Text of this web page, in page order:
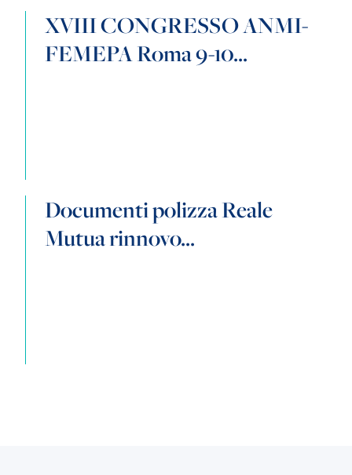
XVIII CONGRESSO ANMI-
FEMEPA Roma 9-10...
Documenti polizza Reale
Mutua rinnovo...